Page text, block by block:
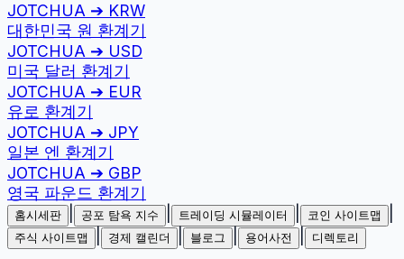
JOTCHUA ➔ KRW
대한민국 원 환계기
JOTCHUA ➔ USD
미국 달러 환계기
JOTCHUA ➔ EUR
유로 환계기
JOTCHUA ➔ JPY
일본 엔 환계기
JOTCHUA ➔ GBP
영국 파운드 환계기
홈시세판 공포 탐욕 지수 트레이딩 시뮬레이터 코인 사이트맵
주식 사이트맵 경제 캘린더 블로그 용어사전 디렉토리